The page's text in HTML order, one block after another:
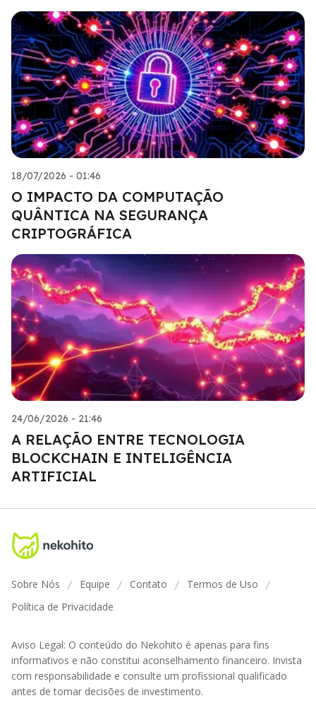
18/07/2026 - 01:46
O IMPACTO DA COMPUTAÇÃO
QUÂNTICA NA SEGURANÇA
CRIPTOGRÁFICA
24/06/2026 - 21:46
A RELAÇÃO ENTRE TECNOLOGIA
BLOCKCHAIN E INTELIGÊNCIA
ARTIFICIAL
Sobre Nós / Equipe / Contato / Termos de Uso /
Política de Privacidade
Aviso Legal: O conteúdo do Nekohito é apenas para fins
informativos e não constitui aconselhamento financeiro. Invista
com responsabilidade e consulte um profissional qualificado
antes de tomar decisões de investimento.